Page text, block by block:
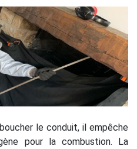
le conduit, il empêche
pour la combustion. La